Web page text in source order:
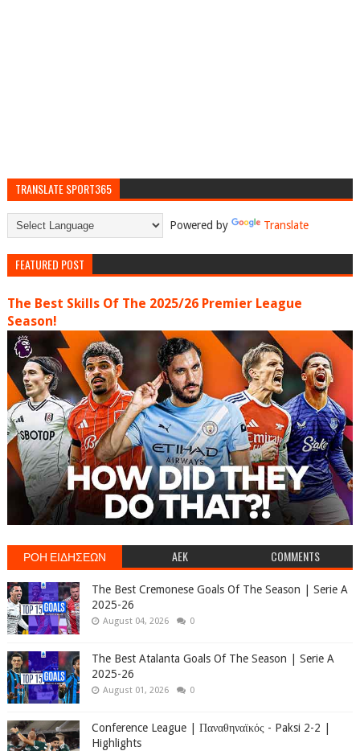
TRANSLATE SPORT365
Powered by Translate
FEATURED POST
The Best Skills Of The 2025/26 Premier League
Season!
ΡΟΗ ΕΙΔΗΣΕΩΝ AEK COMMENTS
The Best Cremonese Goals Of The Season | Serie A
2025-26
August 04, 2026 0
The Best Atalanta Goals Of The Season | Serie A
2025-26
August 01, 2026 0
Conference League | Παναθηναϊκός - Paksi 2-2 |
Highlights